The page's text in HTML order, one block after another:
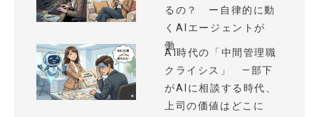
るの？ ー自律的に動
くAIエージェントが
働...
AI時代の「中間管理職
クライシス」 —部下
がAIに相談する時代、
上司の価値はどこに